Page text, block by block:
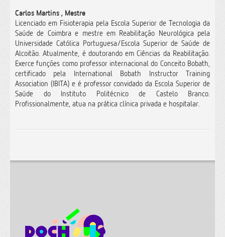
Carlos Martins , Mestre
Licenciado em Fisioterapia pela Escola Superior de Tecnologia da
Saúde de Coimbra e mestre em Reabilitação Neurológica pela
Universidade Católica Portuguesa/Escola Superior de Saúde de
Alcoitão. Atualmente, é doutorando em Ciências da Reabilitação.
Exerce funções como professor internacional do Conceito Bobath,
certificado pela International Bobath Instructor Training
Association (IBITA) e é professor convidado da Escola Superior de
Saúde do Instituto Politécnico de Castelo Branco.
Profissionalmente, atua na prática clínica privada e hospitalar.